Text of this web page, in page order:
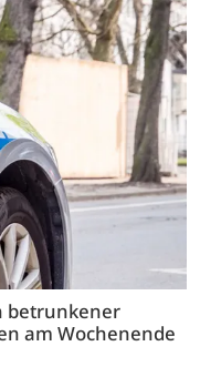
betrunkener
am Wochenende